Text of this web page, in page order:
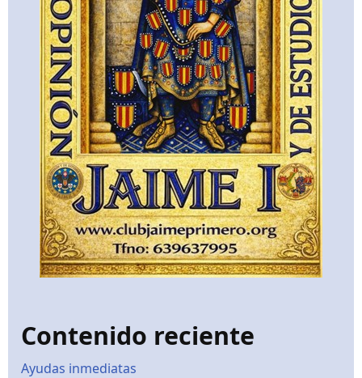
Contenido reciente
Ayudas inmediatas